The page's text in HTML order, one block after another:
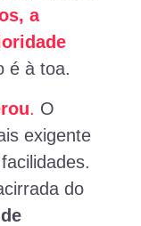
a
é à toa.
. O
exigente
do